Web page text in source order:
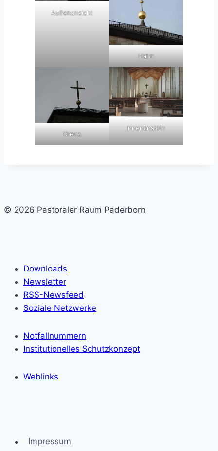
Außenansicht
Hahn
Kreuz
Innenansicht
© 2026 Pastoraler Raum Paderborn
Downloads
Newsletter
RSS-Newsfeed
Soziale Netzwerke
Notfallnummern
Institutionelles Schutzkonzept
Weblinks
Impressum